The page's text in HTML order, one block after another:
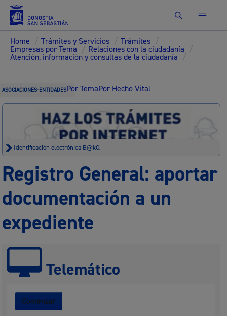
Buscar
Home / Trámites y Servicios / Trámites /
Empresas por Tema / Relaciones con la ciudadanía /
Atención, información y consultas de la ciudadanía /
ASOCIACIONES-ENTIDADESPor TemaPor Hecho Vital
Identificación electrónica B@kQ
Registro General: aportar
documentación a un
expediente
Telemático
Comenzar